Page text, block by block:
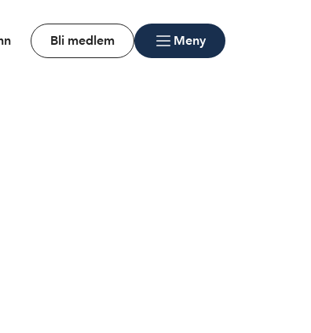
Bli medlem Meny